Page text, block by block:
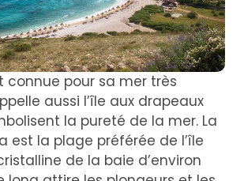
connue pour sa mer très
aussi l’île aux drapeaux
la pureté de la mer. La
est la plage préférée de l’île
de la baie d’environ